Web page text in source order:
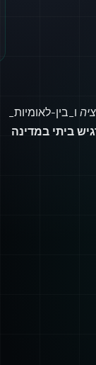
ו_בין-לאומיות_
ביתי במדינה